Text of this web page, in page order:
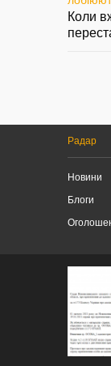
Коли
Радар
Новини
Блоги